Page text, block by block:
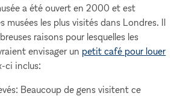
a été ouvert en 2000 et est
musées les plus visités dans Londres. Il
raisons pour lesquelles les
envisager un petit café pour louer
ci inclus:
Beaucoup de gens visitent ce